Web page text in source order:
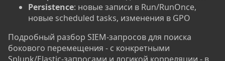
Persistence: новые записи в Run/RunOnce,
новые scheduled tasks, изменения в GPO
Подробный разбор SIEM-запросов для поиска
бокового перемещения - с конкретными